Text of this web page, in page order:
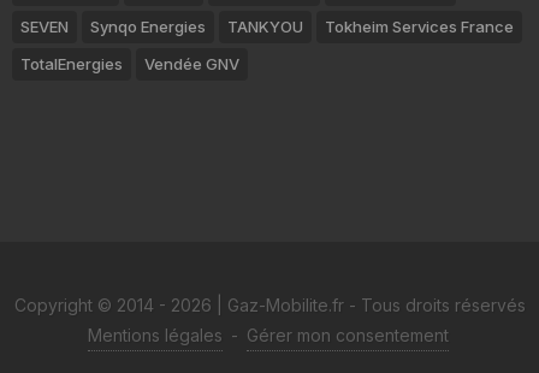
SEVEN
Synqo Energies TANKYOU
Tokheim Services France
TotalEnergies
Vendée GNV
Copyright © 2014 - 2026 | Gaz-Mobilite.fr - Tous droits réservés
Mentions légales - Gérer mon consentement